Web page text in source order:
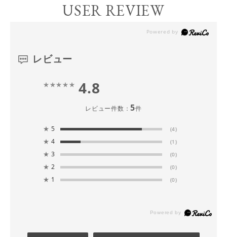
USER REVIEW
レビュー
4.8
レビュー件数：5件
★ 5 (4)
★ 4 (1)
★ 3 (0)
★ 2 (0)
★ 1 (0)